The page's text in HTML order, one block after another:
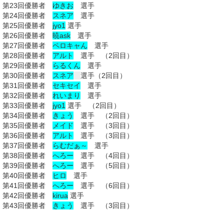
第23回優勝者 ゆきお 選手
第24回優勝者
スネア 選手
第25回優勝者 jyo1 選手
第26回優勝者 暁ask 選手
第27回優勝者 ペロキャん 選手
第28回優勝者 アルト
選手 （2回目）
第29回優勝者
らるくん 選手
第30回優勝者
スネア
選手（2回目）
第31回優勝者 セキセイ
選手
第32回優勝者 れいまり
選手
第33回優勝者 jyo1 選手 （2回目）
第34回優勝者
きょう
選手 （2回目）
第35回優勝者
メイド
選手 （3回目）
第36回優勝者 アルト
選手 （3回目）
第37回優勝者
らむだぁ～
選手
第38回優勝者 へろー 選手 （4回目）
第39回優勝者 へろー 選手 （5回目）
第40回優勝者
ヒロ
選手
第41回優勝者 へろー 選手 （6回目）
第42回優勝者 kirua 選手
第43回優勝者
きょう
選手 （3回目）